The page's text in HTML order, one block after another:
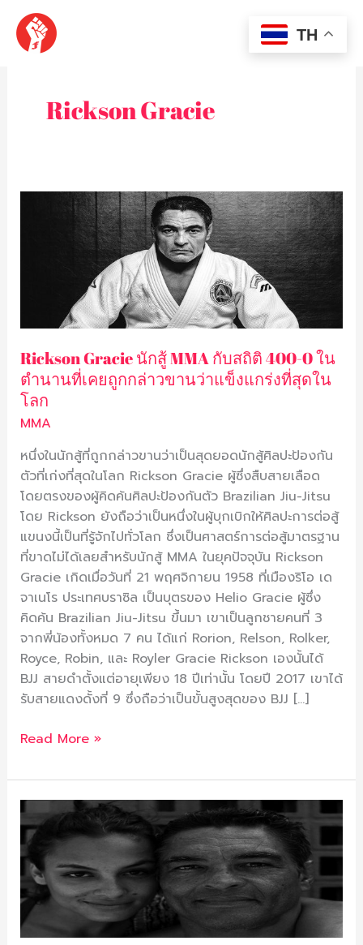
content
Rickson Gracie
Rickson Gracie นักสู้ MMA กับสถิติ 400-0 ใน
ตำนานที่เคยถูกกล่าวขานว่าแข็งแกร่งที่สุดใน
โลก
MMA
หนึ่งในนักสู้ที่ถูกกล่าวขานว่าเป็นสุดยอดนักสู้ศิลปะป้องกัน
ตัวที่เก่งที่สุดในโลก Rickson Gracie ผู้ซึ่งสืบสายเลือด
โดยตรงของผู้คิดค้นศิลปะป้องกันตัว Brazilian Jiu-Jitsu
โดย Rickson ยังถือว่าเป็นหนึ่งในผู้บุกเบิกให้ศิลปะการต่อสู้
แขนงนี้เป็นที่รู้จักไปทั่วโลก ซึ่งเป็นศาสตร์การต่อสู้มาตรฐาน
ที่ขาดไม่ได้เลยสำหรับนักสู้ MMA ในยุคปัจจุบัน Rickson
Gracie เกิดเมื่อวันที่ 21 พฤศจิกายน 1958 ที่เมืองริโอ เด
จาเนโร ประเทศบราซิล เป็นบุตรของ Helio Gracie ผู้ซึ่ง
คิดค้น Brazilian Jiu-Jitsu ขึ้นมา เขาเป็นลูกชายคนที่ 3
จากพี่น้องทั้งหมด 7 คน ได้แก่ Rorion, Relson, Rolker,
Royce, Robin, และ Royler Gracie Rickson เองนั้นได้
BJJ สายดำตั้งแต่อายุเพียง 18 ปีเท่านั้น โดยปี 2017 เขาได้
รับสายแดงดั้งที่ 9 ซึ่งถือว่าเป็นขั้นสูงสุดของ BJJ […]
0
ใน
ตำนาน
ที่
เคย
ถูก
กล่าว
ขาน
ว่า
แข็งแกร่ง
ที่สุด
ใน
โลก
Read More »
รูปภาพ
ของ
ตำนาน
MMA
Rickson
Gracie
และ
TH